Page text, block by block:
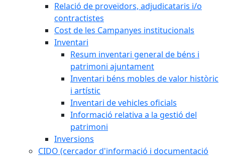
Relació de proveïdors, adjudicataris i/o
contractistes
Cost de les Campanyes institucionals
Inventari
Resum inventari general de béns i
patrimoni ajuntament
Inventari béns mobles de valor històric
i artístic
Inventari de vehicles oficials
Informació relativa a la gestió del
patrimoni
Inversions
CIDO (cercador d'informació i documentació